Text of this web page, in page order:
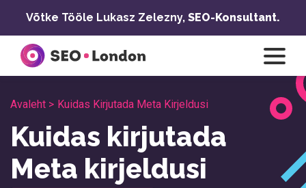
content
Võtke Tööle Lukasz Zelezny, SEO-Konsultant.
Avaleht > Kuidas Kirjutada Meta Kirjeldusi
Kuidas kirjutada
Meta kirjeldusi